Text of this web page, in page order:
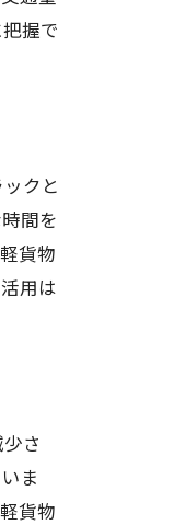
握で
クと
間を
貨物
用は
さ
ま
貨物